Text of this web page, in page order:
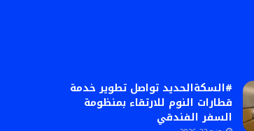
#السكةالحديد تواصل تطوير خدمة
قطارات النوم للارتقاء بمنظومة
السفر الفندقي